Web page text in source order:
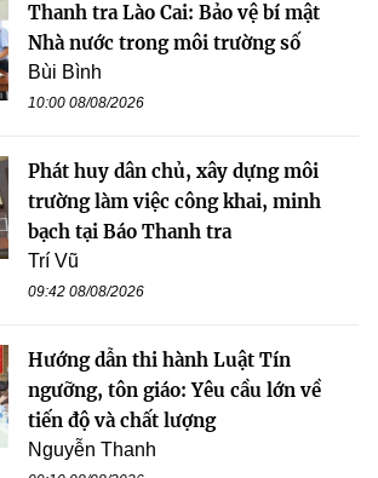
Thanh tra Lào Cai: Bảo vệ bí mật
Nhà nước trong môi trường số
Bùi Bình
10:00 08/08/2026
Phát huy dân chủ, xây dựng môi
trường làm việc công khai, minh
bạch tại Báo Thanh tra
Trí Vũ
09:42 08/08/2026
Hướng dẫn thi hành Luật Tín
ngưỡng, tôn giáo: Yêu cầu lớn về
tiến độ và chất lượng
Nguyễn Thanh